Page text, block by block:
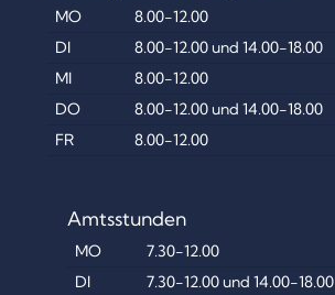
MO
8.00-12.00
DI
8.00-12.00 und 14.00-18.00
MI
8.00-12.00
DO
8.00-12.00 und 14.00-18.00
FR
8.00-12.00
Amtsstunden
MO
7.30-12.00
DI
7.30-12.00 und 14.00-18.00